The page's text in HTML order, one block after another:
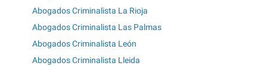
Abogados Criminalista La Rioja
Abogados Criminalista Las Palmas
Abogados Criminalista León
Abogados Criminalista Lleida